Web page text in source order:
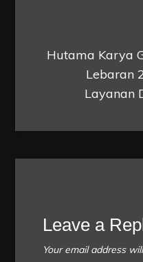
Hutama Karya
Lebaran
Layanan
Leave a
Your email address